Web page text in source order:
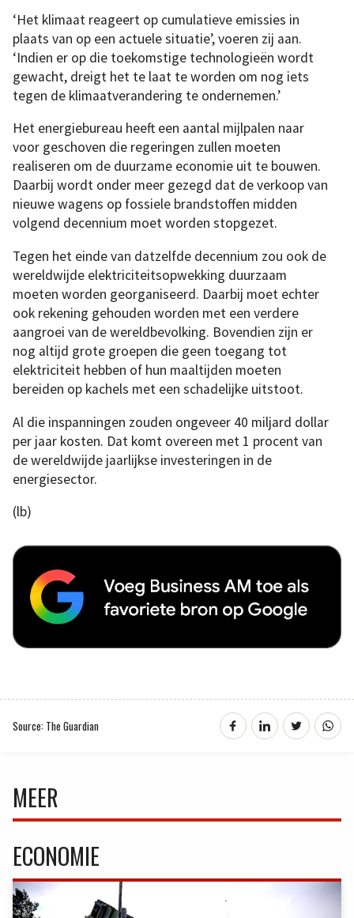
‘Het klimaat reageert op cumulatieve emissies in
plaats van op een actuele situatie’, voeren zij aan.
‘Indien er op die toekomstige technologieën wordt
gewacht, dreigt het te laat te worden om nog iets
tegen de klimaatverandering te ondernemen.’
Het energiebureau heeft een aantal mijlpalen naar
voor geschoven die regeringen zullen moeten
realiseren om de duurzame economie uit te bouwen.
Daarbij wordt onder meer gezegd dat de verkoop van
nieuwe wagens op fossiele brandstoffen midden
volgend decennium moet worden stopgezet.
Tegen het einde van datzelfde decennium zou ook de
wereldwijde elektriciteitsopwekking duurzaam
moeten worden georganiseerd. Daarbij moet echter
ook rekening gehouden worden met een verdere
aangroei van de wereldbevolking. Bovendien zijn er
nog altijd grote groepen die geen toegang tot
elektriciteit hebben of hun maaltijden moeten
bereiden op kachels met een schadelijke uitstoot.
Al die inspanningen zouden ongeveer 40 miljard dollar
per jaar kosten. Dat komt overeen met 1 procent van
de wereldwijde jaarlijkse investeringen in de
energiesector.
(lb)
Source: The Guardian
MEER
ECONOMIE